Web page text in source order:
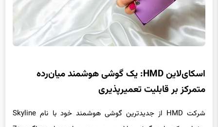
اسکای‌لاین HMD: یک گوشی‌ هوشمند میان‌رده
متمرکز بر قابلیت تعمیرپذیری
شرکت HMD از جدیدترین گوشی هوشمند خود با نام Skyline